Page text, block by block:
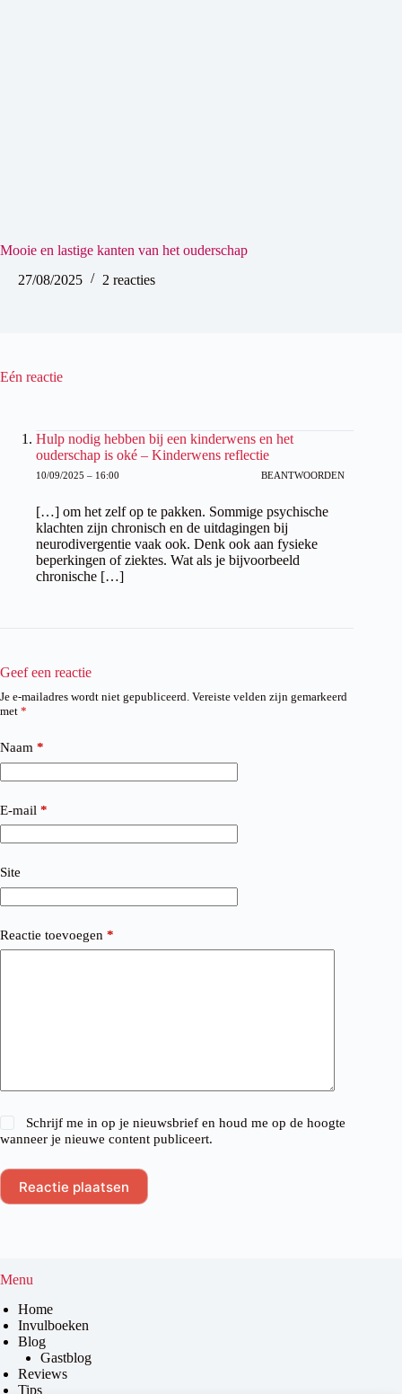
Mooie en lastige kanten van het ouderschap
27/08/2025
2 reacties
Eén reactie
Hulp nodig hebben bij een kinderwens en het
ouderschap is oké – Kinderwens reflectie
10/09/2025 – 16:00 BEANTWOORDEN
[…] om het zelf op te pakken. Sommige psychische
klachten zijn chronisch en de uitdagingen bij
neurodivergentie vaak ook. Denk ook aan fysieke
beperkingen of ziektes. Wat als je bijvoorbeeld
chronische […]
Geef een reactie
Je e-mailadres wordt niet gepubliceerd. Vereiste velden zijn gemarkeerd
met *
Naam *
E-mail *
Site
Reactie toevoegen *
Schrijf me in op je nieuwsbrief en houd me op de hoogte
wanneer je nieuwe content publiceert.
Reactie plaatsen
Menu
Home
Invulboeken
Blog
Gastblog
Reviews
Tips